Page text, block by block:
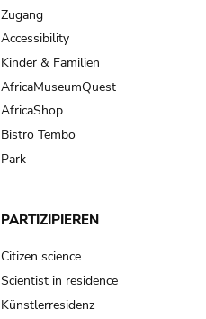
Zugang
Accessibility
Kinder & Familien
AfricaMuseumQuest
AfricaShop
Bistro Tembo
Park
PARTIZIPIEREN
Citizen science
Scientist in residence
Künstlerresidenz